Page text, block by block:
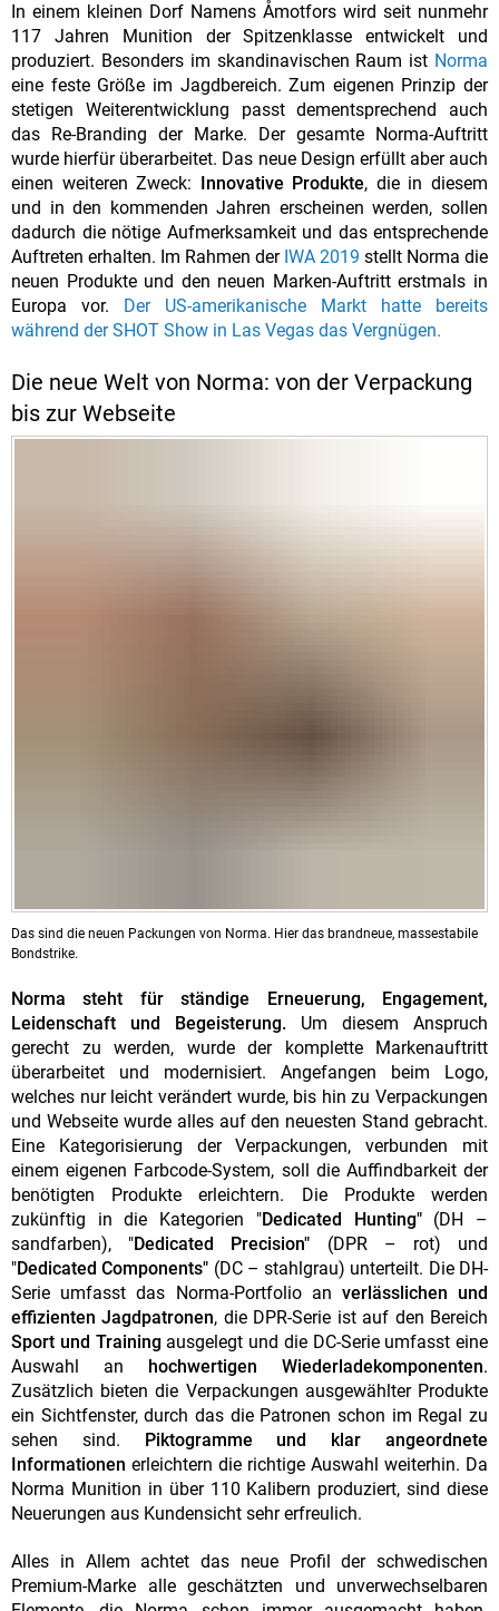
In einem kleinen Dorf Namens Åmotfors wird seit nunmehr
117 Jahren Munition der Spitzenklasse entwickelt und
produziert. Besonders im skandinavischen Raum ist Norma
eine feste Größe im Jagdbereich. Zum eigenen Prinzip der
stetigen Weiterentwicklung passt dementsprechend auch
das Re-Branding der Marke. Der gesamte Norma-Auftritt
wurde hierfür überarbeitet. Das neue Design erfüllt aber auch
einen weiteren Zweck:
Innovative Produkte, die in diesem
und in den kommenden Jahren erscheinen werden, sollen
dadurch die nötige Aufmerksamkeit und das entsprechende
Auftreten erhalten. Im Rahmen der IWA 2019 stellt Norma die
neuen Produkte und den neuen Marken-Auftritt erstmals in
Europa vor.
Der US-amerikanische Markt hatte bereits
während der SHOT Show in Las Vegas das Vergnügen.
Die neue Welt von Norma: von der Verpackung
bis zur Webseite
Das sind die neuen Packungen von Norma. Hier das brandneue, massestabile
Bondstrike.
Norma steht für ständige Erneuerung, Engagement,
Leidenschaft und Begeisterung. Um diesem Anspruch
gerecht zu werden, wurde der komplette Markenauftritt
überarbeitet und modernisiert. Angefangen beim Logo,
welches nur leicht verändert wurde, bis hin zu Verpackungen
und Webseite wurde alles auf den neuesten Stand gebracht.
Eine Kategorisierung der Verpackungen, verbunden mit
einem eigenen Farbcode-System, soll die Auffindbarkeit der
benötigten Produkte erleichtern. Die Produkte werden
zukünftig in die Kategorien "Dedicated Hunting"(DH –
sandfarben), "Dedicated Precision" (DPR – rot) und
"Dedicated Components" (DC – stahlgrau) unterteilt. Die DH-
Serie umfasst das Norma-Portfolio an verlässlichen und
effizienten Jagdpatronen, die DPR-Serie ist auf den Bereich
Sport und Trainingausgelegt und die DC-Serie umfasst eine
Auswahl an
hochwertigen Wiederladekomponenten.
Zusätzlich bieten die Verpackungen ausgewählter Produkte
ein Sichtfenster, durch das die Patronen schon im Regal zu
sehen sind.
Piktogramme und klar angeordnete
Informationen erleichtern die richtige Auswahl weiterhin. Da
Norma Munition in über 110 Kalibern produziert, sind diese
Neuerungen aus Kundensicht sehr erfreulich.
Alles in Allem achtet das neue Profil der schwedischen
Premium-Marke alle geschätzten und unverwechselbaren